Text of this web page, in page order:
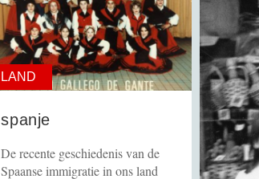
LAND
spanje
De recente geschiedenis van de
Spaanse immigratie in ons land